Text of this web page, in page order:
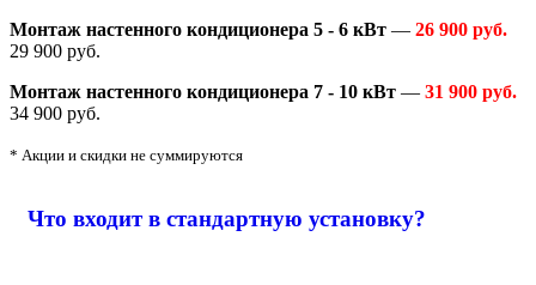
Монтаж настенного кондиционера 5 - 6 кВт — 26 900 руб.
29 900 руб.
Монтаж настенного кондиционера 7 - 10 кВт — 31 900 руб.
34 900 руб.
* Акции и скидки не суммируются
Что входит в стандартную установку?